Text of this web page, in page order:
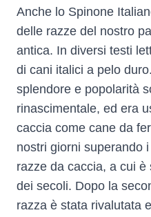
Anche lo Spinone
delle razze del nostro
antica. In diversi testi
di cani italici a pelo
splendore e popolarità
rinascimentale, ed era
caccia come cane da
nostri giorni superando
razze da caccia, a cui
dei secoli. Dopo la
razza è stata rivalutata